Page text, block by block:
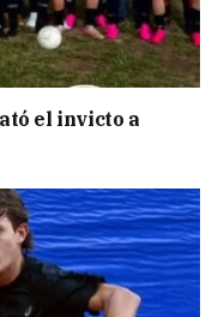
el invicto a